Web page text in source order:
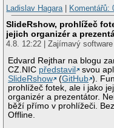
Ladislav Hagara| Komentářů:
SlideRshow, prohlížeč
jejich organizér a
4.8. 12:22 | Zajímavý software
Edvard Rejthar na blogu
CZ.NIC představil
svou
SlideRshow
(GitHub ).
prohlížeč fotek, ale i jako
organizér a prezentátor.
běží přímo v prohlížeči.
Offline.